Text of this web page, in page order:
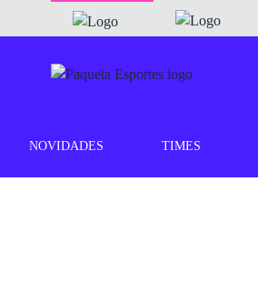
NOVIDADES TIMES